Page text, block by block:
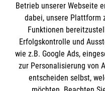
Informationen
Impressum
Datenschutz
Barrierefreiheit
Kontakt
Die Malteser
Betrieb unserer Webseite
dabei, unsere Plattform
Funktionen
Erfolgskontrolle und
wie z.B. Google Ads,
zur Personalisierung von
entscheiden selbst,